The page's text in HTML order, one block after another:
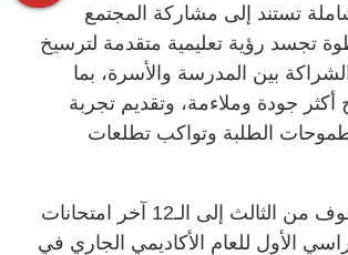
تستند إلى مشاركة المجتمع
تجسد رؤية تعليمية متقدمة لترسيخ
بين المدرسة والأسرة، بما
أكثر جودة وملاءمة، وتقديم تجربة
الطلبة وتواكب تطلعات
وأدى طلبة الصفوف من الثالث إلى الـ12 آخر امتحانات
الأول للعام الأكاديمي الجاري في